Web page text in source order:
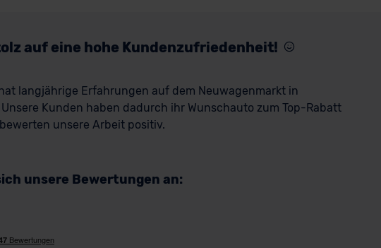
auf eine hohe Kundenzufriedenheit!
langjährige Erfahrungen auf dem Neuwagenmarkt in
Kunden haben dadurch ihr Wunschauto zum Top-Rabatt
unsere Arbeit positiv.
unsere Bewertungen an: